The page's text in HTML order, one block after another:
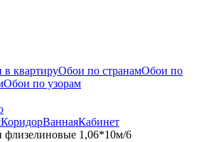
квартируОбои по странамОбои по
Обои по узорам
КоридорВаннаяКабинет
флизелиновые 1,06*10м/6